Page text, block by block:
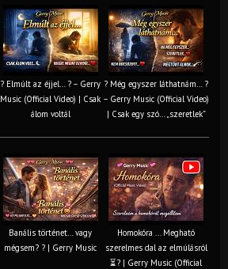
? Elmúlt az éjjel… ? – Gerry
Music (Official Video) | Csak
álom voltál
? Még egyszer láthatnám… ?
– Gerry Music (Official Video)
| Csak egy szó… „szeretlek”
Banális történet… vagy
mégsem? ? | Gerry Music
Homokóra ... Megható
szerelmes dal az elmúlásról
⏳? | Gerry Music (Official